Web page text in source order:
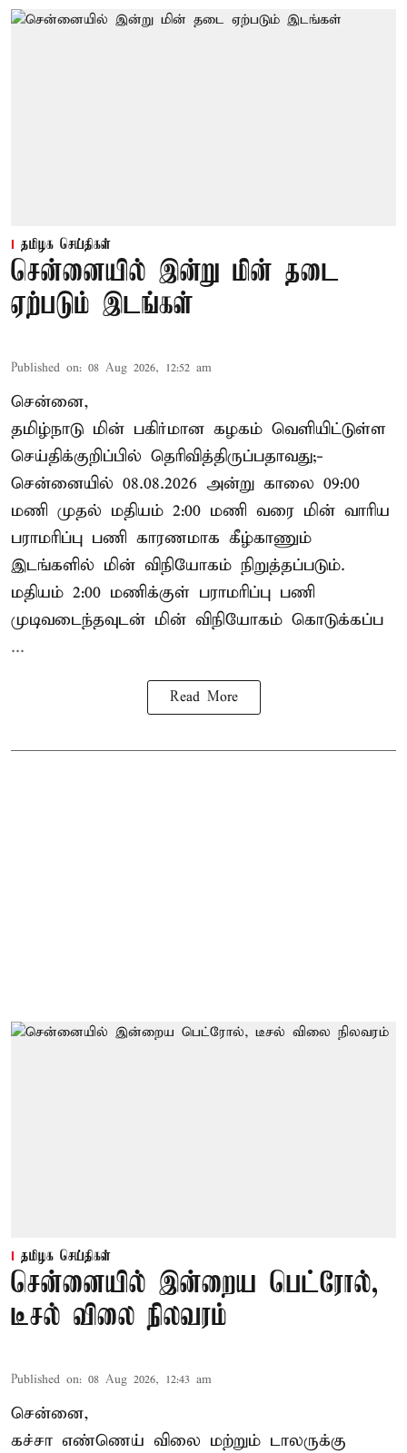
தமிழக செய்திகள்
சென்னையில் இன்று மின் தடை
ஏற்படும் இடங்கள்
Published on: 08 Aug 2026, 12:52 am
சென்னை,
தமிழ்நாடு மின் பகிர்மான கழகம் வெளியிட்டுள்ள
செய்திக்குறிப்பில் தெரிவித்திருப்பதாவது;-
சென்னையில் 08.08.2026 அன்று காலை 09:00
மணி முதல் மதியம் 2:00 மணி வரை மின் வாரிய
பராமரிப்பு பணி காரணமாக கீழ்காணும்
இடங்களில் மின் விநியோகம் நிறுத்தப்படும்.
மதியம் 2:00 மணிக்குள் பராமரிப்பு பணி
முடிவடைந்தவுடன் மின் விநியோகம் கொடுக்கப்ப
...
Read More
தமிழக செய்திகள்
சென்னையில் இன்றைய பெட்ரோல்,
டீசல் விலை நிலவரம்
Published on: 08 Aug 2026, 12:43 am
சென்னை,
கச்சா எண்ணெய் விலை மற்றும் டாலருக்கு